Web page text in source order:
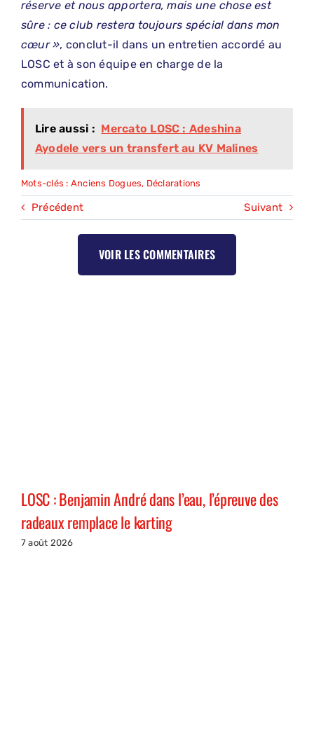
réserve et nous apportera, mais une chose est
sûre : ce club restera toujours spécial dans mon
cœur », conclut-il dans un entretien accordé au
LOSC et à son équipe en charge de la
communication.
Lire aussi : Mercato LOSC : Adeshina
Ayodele vers un transfert au KV Malines
Mots-clés : Anciens Dogues, Déclarations
Précédent Suivant
VOIR LES COMMENTAIRES
LOSC : Benjamin André dans l’eau, l’épreuve des
radeaux remplace le karting
7 août 2026